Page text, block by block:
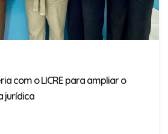
com o LICRE para ampliar o
jurídica